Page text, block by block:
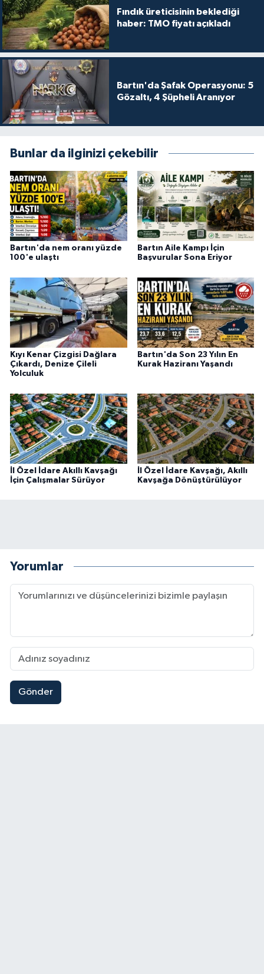
Fındık üreticisinin beklediği
haber: TMO fiyatı açıkladı
Bartın'da Şafak Operasyonu: 5
Gözaltı, 4 Şüpheli Aranıyor
Bunlar da ilginizi çekebilir
Bartın'da nem oranı yüzde
100'e ulaştı
Bartın Aile Kampı İçin
Başvurular Sona Eriyor
Kıyı Kenar Çizgisi Dağlara
Çıkardı, Denize Çileli
Yolculuk
Bartın'da Son 23 Yılın En
Kurak Haziranı Yaşandı
İl Özel İdare Akıllı Kavşağı
İçin Çalışmalar Sürüyor
İl Özel İdare Kavşağı, Akıllı
Kavşağa Dönüştürülüyor
Yorumlar
Gönder